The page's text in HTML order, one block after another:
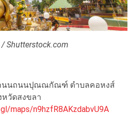
/ Shutterstock.com
นนถนนปุณณกัณฑ์ ตำบลคอหงส์
หวัดสงขลา
maps/n9hzfR8AKzdabvU9A